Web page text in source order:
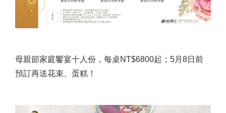
母親節家庭饗宴十人份，每桌NT$6800起；5月8日前
預訂再送花束、蛋糕！